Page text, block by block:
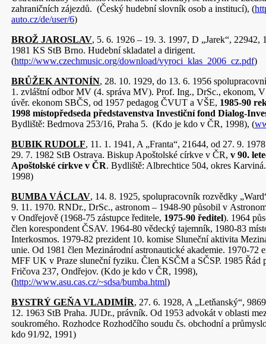
zahraničních zájezdů. (Český hudební slovník osob a institucí), (
auto.cz/de/user/6)
BROŽ JAROSLAV, 5. 6. 1926 – 19. 3. 1997, D „Jarek“, 22942,
1981 KS StB Brno. Hudební skladatel a dirigent.
(http://www.czechmusic.org/download/vyroci_klas_2006_cz.pdf)
BRŮŽEK ANTONÍN, 28. 10. 1929, do 13. 6. 1956
1. zvláštní odbor MV (4. správa MV). Prof. Ing., DrSc., ekonom,
úvěr. ekonom SBČS, od 1957 pedagog ČVUT a VŠE, 1985-90
1998 místopředseda představenstva Investiční fond Dialog-
Bydliště: Bedrnova 253/16, Praha 5. (Kdo je kdo v ČR, 1998), (
BUBIK RUDOLF, 11. 1. 1941, A „Franta“, 21644, od 27. 9.
29. 7. 1982 StB Ostrava. Biskup Apoštolské církve v ČR, v 90.
Apoštolské církve v ČR. Bydliště: Albrechtice 504, okres
1998)
BUMBA VÁCLAV, 14. 8. 1925, spolupracovník rozvědky
9. 11. 1970. RNDr., DrSc., astronom – 1948-90 působil v
v Ondřejově (1968-75 zástupce ředitele, 1975-90 ředitel). 1964
člen korespondent ČSAV. 1964-80 vědecký tajemník, 1980-83
Interkosmos. 1979-82 prezident 10. komise Sluneční aktivita
unie. Od 1981 člen Mezinárodní astronautické akademie. 1970-72
MFF UK v Praze sluneční fyziku. Člen KSČM a SČSP. 1985 Řád
Fričova 237, Ondřejov. (Kdo je kdo v ČR, 1998),
(http://www.asu.cas.cz/~sdsa/bumba.html)
BYSTRÝ GEŇA VLADIMÍR, 27. 6. 1928, A „Letňanský“,
12. 1963 StB Praha. JUDr., právník. Od 1953 advokát v oblasti
soukromého. Rozhodce Rozhodčího soudu čs. obchodní a
kdo 91/92, 1991)